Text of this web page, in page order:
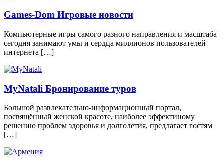
Games-Dom Игровые новости
Компьютерные игры самого разного направления и масштаба
сегодня занимают умы и сердца миллионов пользователей
интернета […]
MyNatali Бронирование туров
Большой развлекательно-информационный портал,
посвящённый женской красоте, наиболее эффектиному
решению проблем здоровья и долголетия, предлагает гостям
[…]